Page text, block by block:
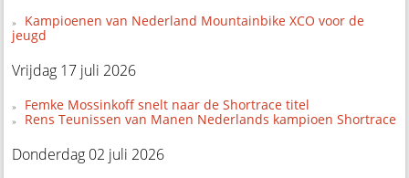
Kampioenen van Nederland Mountainbike XCO voor de
jeugd
Vrijdag 17 juli 2026
Femke Mossinkoff snelt naar de Shortrace titel
Rens Teunissen van Manen Nederlands kampioen Shortrace
Donderdag 02 juli 2026